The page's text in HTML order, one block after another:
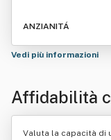
ANZIANITÁ
Vedi più informazioni
Affidabilità
Valuta la capacità di